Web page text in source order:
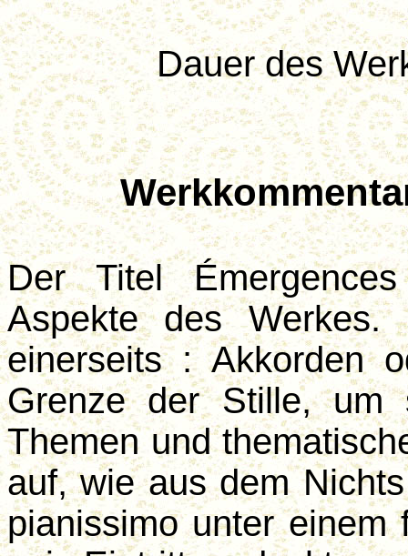
Dauer des
Der Titel
Aspekte des Werkes.
einerseits : Akkorden
Grenze der Stille, um
Themen und
auf, wie aus dem
pianissimo unter